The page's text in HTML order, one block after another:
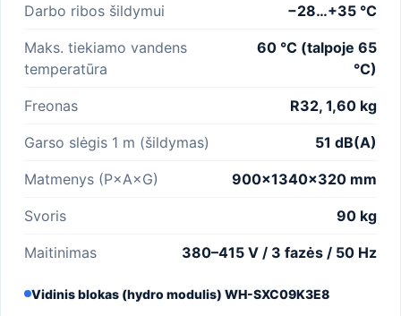
Darbo ribos šildymui −28…+35 °C
Maks. tiekiamo vandens
temperatūra
60 °C (talpoje 65
°C)
Freonas R32, 1,60 kg
Garso slėgis 1 m (šildymas) 51 dB(A)
Matmenys (P×A×G) 900×1340×320 mm
Svoris 90 kg
Maitinimas 380–415 V / 3 fazės / 50 Hz
Vidinis blokas (hydro modulis) WH-SXC09K3E8